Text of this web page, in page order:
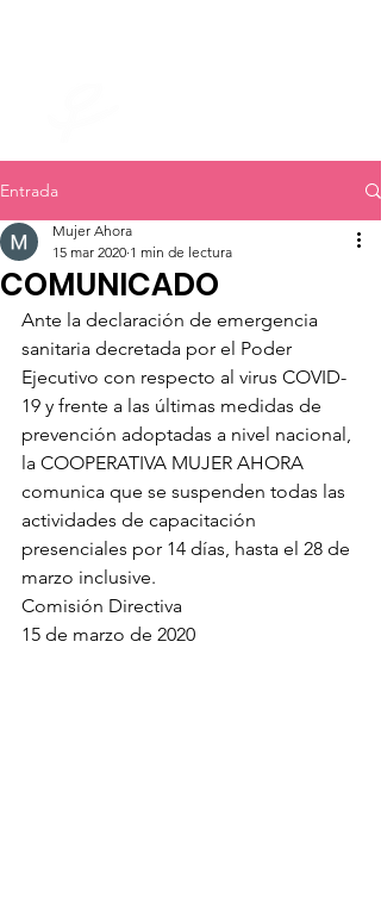
Entrada
COMUNICADO
Mujer Ahora
15 mar 2020 1 min de lectura
Ante la declaración de emergencia
sanitaria decretada por el Poder
Ejecutivo con respecto al virus COVID-
19 y frente a las últimas medidas de
prevención adoptadas a nivel nacional,
la COOPERATIVA MUJER AHORA
comunica que se suspenden todas las
actividades de capacitación
presenciales por 14 días, hasta el 28 de
marzo inclusive.
Comisión Directiva
15 de marzo de 2020